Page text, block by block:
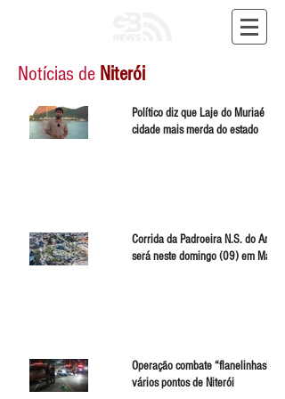
Notícias de Niterói
Político diz que Laje do Muriaé é a
cidade mais merda do estado
Corrida da Padroeira N.S. do Amparo
será neste domingo (09) em Maricá
Operação combate “flanelinhas” em
vários pontos de Niterói